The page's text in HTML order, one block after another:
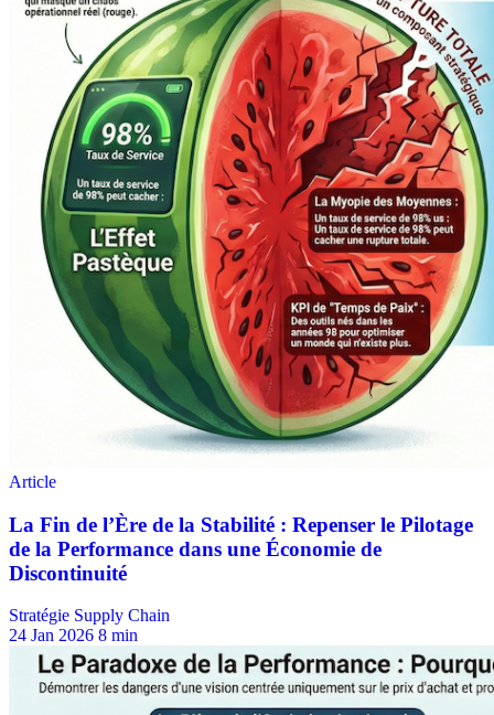
Stratégie Supply Chain
24 Jan 2026 8 min